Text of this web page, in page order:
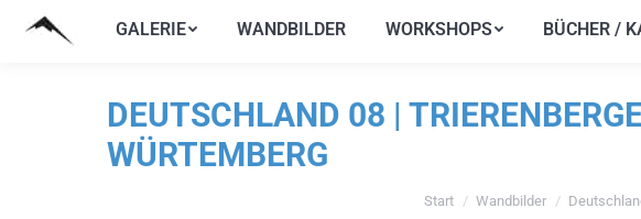
GALERIE WANDBILDER WORKSHOPS BÜCHER /
DEUTSCHLAND 08 |
WÜRTEMBERG
Sie befinden sich hier:
Start Wandbilder
GALERIE WANDBILDER WORKSHOPS BÜCHER /